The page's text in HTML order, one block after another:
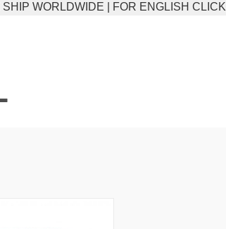
SHIP WORLDWIDE | FOR ENGLISH CLICK